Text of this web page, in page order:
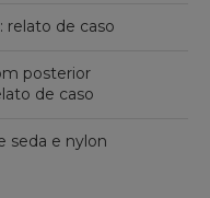
de caso
posterior
de caso
seda e nylon